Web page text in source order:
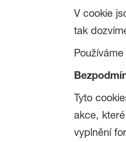
V cookie
tak
Tyto
akce,
vyplnění